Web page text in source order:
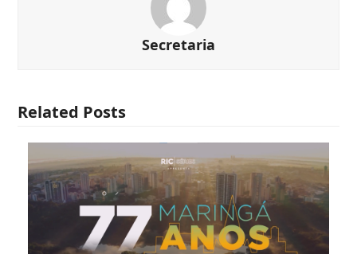
Secretaria
Related Posts